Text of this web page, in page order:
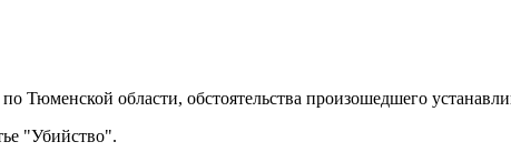
Тюменской области, обстоятельства произошедшего
"Убийство".